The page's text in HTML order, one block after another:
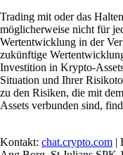
Trading mit oder das
möglicherweise nicht für
Wertentwicklung in der
zukünftige
Investition in Krypto-
Situation und Ihrer
zu den Risiken, die mit
Assets verbunden sind,
Kontakt: chat.crypto.com |